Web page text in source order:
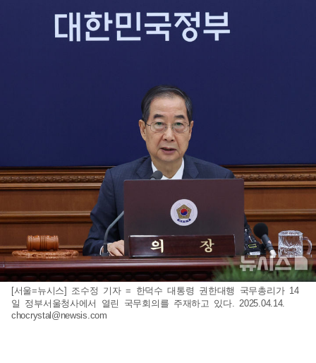
[서울=뉴시스] 조수정 기자 = 한덕수 대통령 권한대행 국무총리가 14
일 정부서울청사에서 열린 국무회의를 주재하고 있다. 2025.04.14.
chocrystal@newsis.com